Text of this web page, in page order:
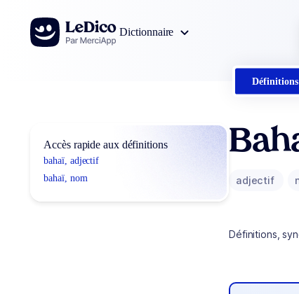
Aller au contenu
Dictionnaire
Définitions
Accès rapide aux définitions
bahaï, adjectif
bahaï, nom
adjectif
Définitions,